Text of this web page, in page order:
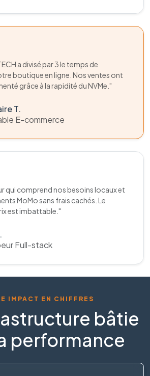
a divisé par 3 le temps de
boutique en ligne. Nos ventes ont
grâce à la rapidité du NVMe."
T.
E-commerce
qui comprend nos besoins locaux et
MoMo sans frais cachés. Le
est imbattable."
Full-stack
IMPACT EN CHIFFRES
bâtie
performance